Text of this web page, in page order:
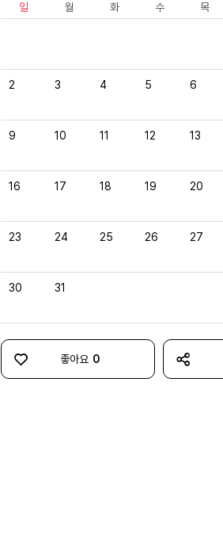
일 월 화 수 목
2 3 4 5 6
9 10 11 12 13
16 17 18 19 20
23 24 25 26 27
30 31
좋아요 0